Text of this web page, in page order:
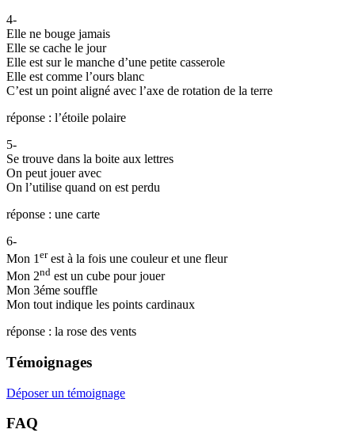
4-
Elle ne bouge jamais
Elle se cache le jour
Elle est sur le manche d’une petite casserole
Elle est comme l’ours blanc
C’est un point aligné avec l’axe de rotation de la terre
réponse : l’étoile polaire
5-
Se trouve dans la boite aux lettres
On peut jouer avec
On l’utilise quand on est perdu
réponse : une carte
6-
Mon 1 erest à la fois une couleur et une fleur
Mon 2nd est un cube pour jouer
Mon 3éme souffle
Mon tout indique les points cardinaux
réponse : la rose des vents
Témoignages
Déposer un témoignage
FAQ